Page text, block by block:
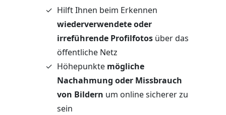
Hilft Ihnen beim Erkennen
wiederverwendete oder
irreführende Profilfotosüber das
öffentliche Netz
Höhepunkte mögliche
Nachahmung oder Missbrauch
von Bildern um online sicherer zu
sein